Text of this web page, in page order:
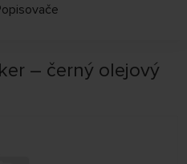
– černý olejový